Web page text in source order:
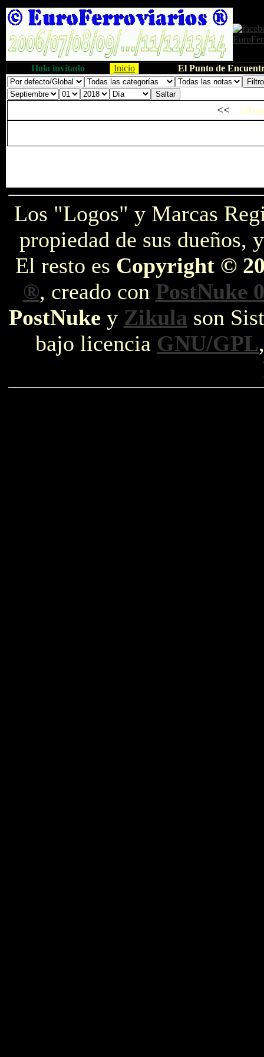
Hola invitado Inicio El Punto de
<<
Los "Logos" y Marcas
propiedad de sus dueños,
El resto es Copyright ©
®, creado con PostNuke
PostNuke y Zikula son
bajo licencia GNU/GPL